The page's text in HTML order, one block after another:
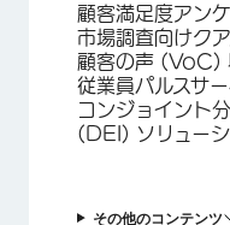
顧客満足度アン
市場調査向けク
顧客の声 (VoC)
従業員パルスサ
コンジョイント
(DEI) ソリュー
その他のコンテンツ